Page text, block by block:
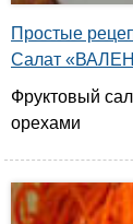
Простые
Салат
Фруктовый
орехами